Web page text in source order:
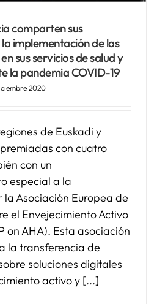
comparten sus
implementación de las
sus servicios de salud y
la pandemia COVID-19
2020
de Euskadi y
con cuatro
con un
especial a la
la Asociación Europea de
el Envejecimiento Activo
on AHA). Esta asociación
la transferencia de
soluciones digitales
activo y [...]